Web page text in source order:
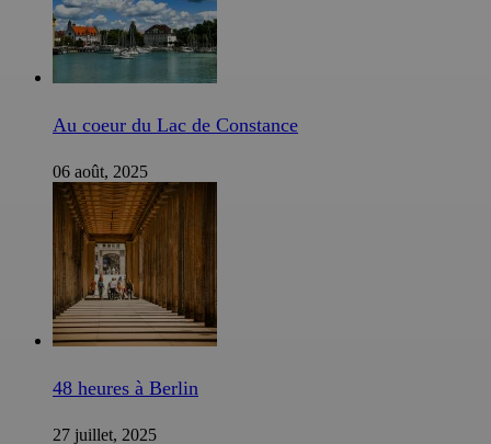
Au coeur du Lac de Constance
06 août, 2025
48 heures à Berlin
27 juillet, 2025